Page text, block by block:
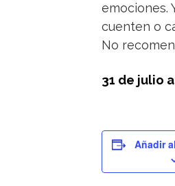
emociones.
cuenten o
No
31 de julio
Añadir